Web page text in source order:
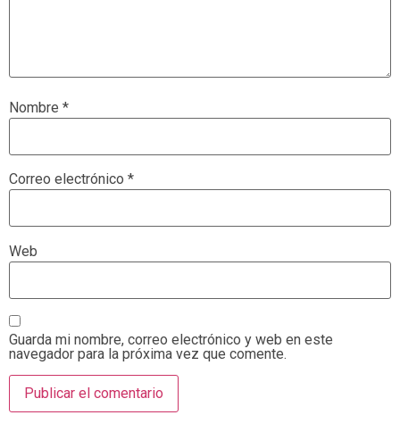
Nombre *
Correo electrónico *
Web
Guarda mi nombre, correo electrónico y web en este
navegador para la próxima vez que comente.